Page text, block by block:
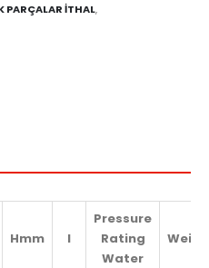
PARÇALAR İTHAL,
Hmm l
Pressure
Rating
Water